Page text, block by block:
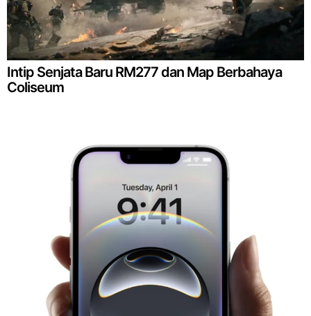
Intip Senjata Baru RM277 dan Map Berbahaya
Coliseum